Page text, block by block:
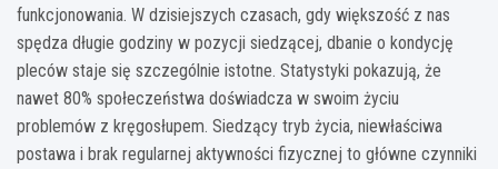
funkcjonowania. W dzisiejszych czasach, gdy większość z nas
spędza długie godziny w pozycji siedzącej, dbanie o kondycję
pleców staje się szczególnie istotne. Statystyki pokazują, że
nawet 80% społeczeństwa doświadcza w swoim życiu
problemów z kręgosłupem. Siedzący tryb życia, niewłaściwa
postawa i brak regularnej aktywności fizycznej to główne czynniki